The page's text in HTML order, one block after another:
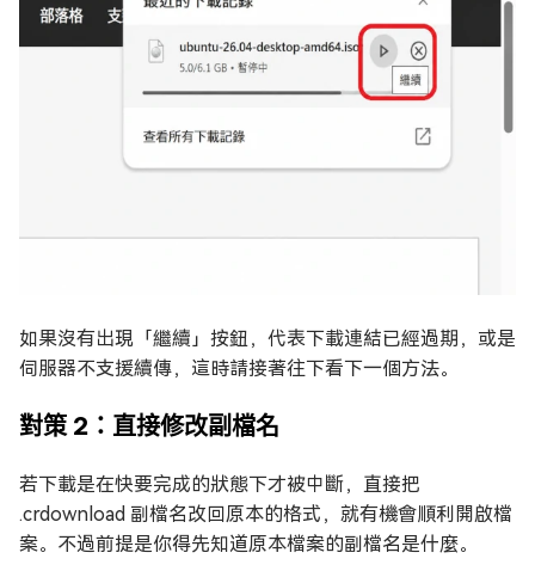
如果沒有出現「繼續」按鈕，代表下載連結已經過期，或是
伺服器不支援續傳，這時請接著往下看下一個方法。
對策 2：直接修改副檔名
若下載是在快要完成的狀態下才被中斷，直接把
.crdownload 副檔名改回原本的格式，就有機會順利開啟檔
案。不過前提是你得先知道原本檔案的副檔名是什麼。